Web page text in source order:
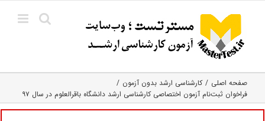
content
صفحه اصلی
کارشناسی ارشد بدون آزمون
فراخوان ثبت‌نام آزمون اختصاصی کارشناسی ارشد دانشگاه باقرالعلوم در سال ۹۷